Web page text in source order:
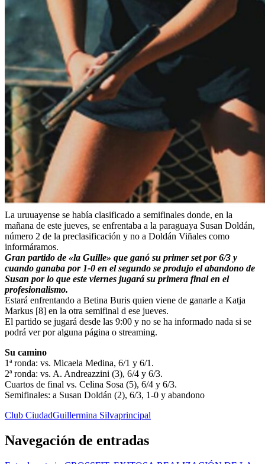
La uruuayense se había clasificado a semifinales donde, en la
mañana de este jueves, se enfrentaba a la paraguaya Susan Doldán,
número 2 de la preclasificación y no a Doldán Viñales como
informáramos.
Gran partido de «la Guille» que ganó su primer set por 6/3 y
cuando ganaba por 1-0 en el segundo se produjo el abandono de
Susan por lo que este viernes jugará su primera final en el
profesionalismo.
Estará enfrentando a Betina Buris quien viene de ganarle a Katja
Markus [8] en la otra semifinal d ese jueves.
El partido se jugará desde las 9:00 y no se ha informado nada si se
podrá ver por alguna página o streaming.
Su camino
1ª ronda: vs. Micaela Medina, 6/1 y 6/1.
2ª ronda: vs. A. Andreazzini (3), 6/4 y 6/3.
Cuartos de final vs. Celina Sosa (5), 6/4 y 6/3.
Semifinales: a Susan Doldán (2), 6/3, 1-0 y abandono
Club CiudadGuillermina Silvaprincipal
Navegación de entradas